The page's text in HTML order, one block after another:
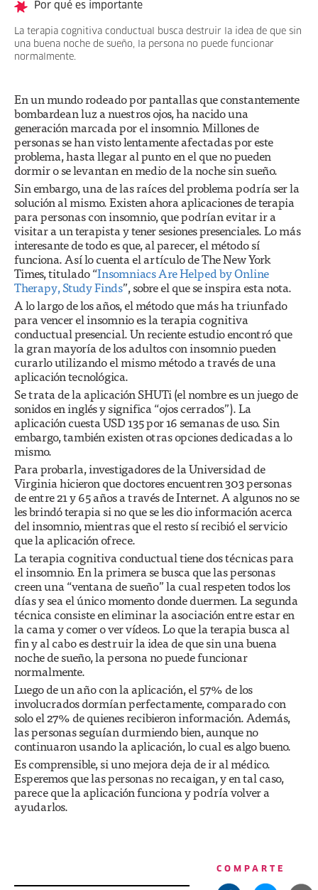
Por qué es importante
La terapia cognitiva conductual busca destruir la idea de que sin
una buena noche de sueño, la persona no puede funcionar
normalmente.
En un mundo rodeado por pantallas que constantemente
bombardean luz a nuestros ojos, ha nacido una
generación marcada por el insomnio. Millones de
personas se han visto lentamente afectadas por este
problema, hasta llegar al punto en el que no pueden
dormir o se levantan en medio de la noche sin sueño.
Sin embargo, una de las raíces del problema podría ser la
solución al mismo. Existen ahora aplicaciones de terapia
para personas con insomnio, que podrían evitar ir a
visitar a un terapista y tener sesiones presenciales. Lo más
interesante de todo es que, al parecer, el método sí
funciona. Así lo cuenta el artículo de The New York
Times, titulado “Insomniacs Are Helped by Online
Therapy, Study Finds”, sobre el que se inspira esta nota.
A lo largo de los años, el método que más ha triunfado
para vencer el insomnio es la terapia cognitiva
conductual presencial. Un reciente estudio encontró que
la gran mayoría de los adultos con insomnio pueden
curarlo utilizando el mismo método a través de una
aplicación tecnológica.
Se trata de la aplicación SHUTi (el nombre es un juego de
sonidos en inglés y significa “ojos cerrados”). La
aplicación cuesta USD 135 por 16 semanas de uso. Sin
embargo, también existen otras opciones dedicadas a lo
mismo.
Para probarla, investigadores de la Universidad de
Virginia hicieron que doctores encuentren 303 personas
de entre 21 y 65 años a través de Internet. A algunos no se
les brindó terapia si no que se les dio información acerca
del insomnio, mientras que el resto sí recibió el servicio
que la aplicación ofrece.
La terapia cognitiva conductual tiene dos técnicas para
el insomnio. En la primera se busca que las personas
creen una “ventana de sueño” la cual respeten todos los
días y sea el único momento donde duermen. La segunda
técnica consiste en eliminar la asociación entre estar en
la cama y comer o ver vídeos. Lo que la terapia busca al
fin y al cabo es destruir la idea de que sin una buena
noche de sueño, la persona no puede funcionar
normalmente.
Luego de un año con la aplicación, el 57% de los
involucrados dormían perfectamente, comparado con
solo el 27% de quienes recibieron información. Además,
las personas seguían durmiendo bien, aunque no
continuaron usando la aplicación, lo cual es algo bueno.
Es comprensible, si uno mejora deja de ir al médico.
Esperemos que las personas no recaigan, y en tal caso,
parece que la aplicación funciona y podría volver a
ayudarlos.
COMPARTE